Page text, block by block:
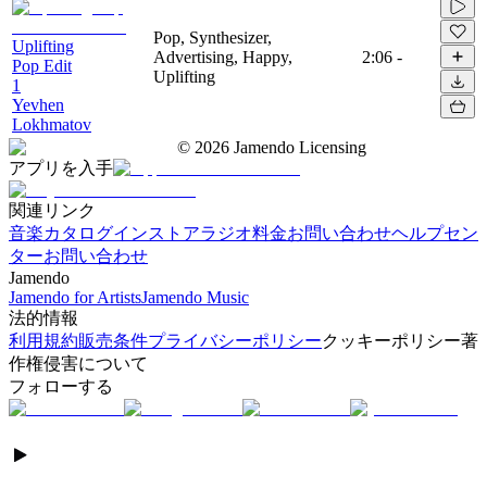
Uplifting
Pop Edit
1
Yevhen
Lokhmatov
Pop, Synthesizer,
Advertising, Happy,
Uplifting
2:06 -
© 2026 Jamendo Licensing
アプリを入手
関連リンク
音楽カタログインストアラジオ料金お問い合わせヘルプセン
ターお問い合わせ
Jamendo
Jamendo for ArtistsJamendo Music
法的情報
利用規約販売条件プライバシーポリシークッキーポリシー著
作権侵害について
フォローする